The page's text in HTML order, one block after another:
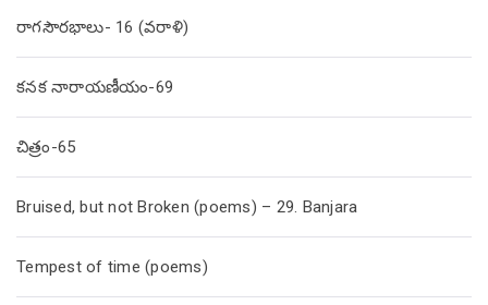
రాగసౌరభాలు- 16 (వరాళి)
కనక నారాయణీయం-69
చిత్రం-65
Bruised, but not Broken (poems) – 29. Banjara
Tempest of time (poems)